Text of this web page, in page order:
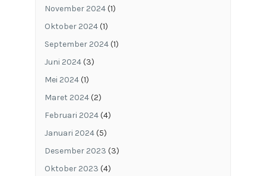
November 2024(1)
Oktober 2024(1)
September 2024(1)
Juni 2024(3)
Mei 2024(1)
Maret 2024(2)
Februari 2024(4)
Januari 2024(5)
Desember 2023 (3)
Oktober 2023 (4)